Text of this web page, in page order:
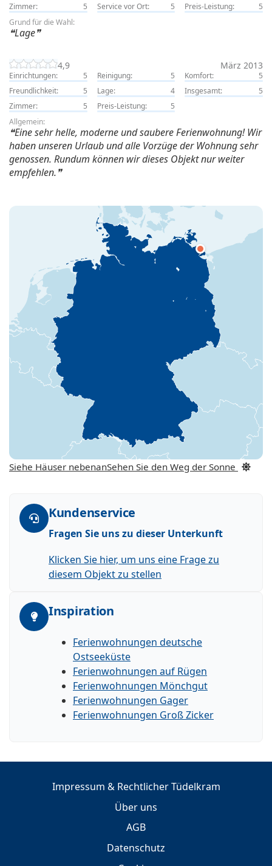
Zimmer:
5 Service vor Ort: 5 Preis-Leistung:
5
Grund für die Wahl:
Lage
4,9 März 2013
Einrichtungen: 5 Reinigung: 5 Komfort:
5
Freundlichkeit:
5 Lage: 4 Insgesamt:
5
Zimmer:
5 Preis-Leistung:
5
Allgemein:
Eine sehr helle, moderne und saubere Ferienwohnung! Wir
haben unseren Urlaub und alle Vorzüge der Wohnung sehr
genossen. Rundum können wir dieses Objekt nur weiter
empfehlen.
Siehe Häuser nebenanSehen Sie den Weg der Sonne
Kundenservice
Fragen Sie uns zu dieser Unterkunft
Klicken Sie hier, um uns eine Frage zu
diesem Objekt zu stellen
Inspiration
Ferienwohnungen deutsche
Ostseeküste
Ferienwohnungen auf Rügen
Ferienwohnungen Mönchgut
Ferienwohnungen Gager
Ferienwohnungen Groß Zicker
Impressum & Rechtlicher Tüdelkram
Über uns
AGB
Datenschutz